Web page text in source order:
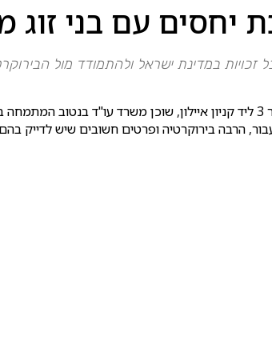
יחסים עם בני זוג
זכויות במדינת ישראל ולהתמודד מול
בקומה ה-35 של מגדל המשרדים ב.ס.ר 3 ליד קניון איילון,
הרבה בירוקרטיה ופרטים חשובים שיש לדייק